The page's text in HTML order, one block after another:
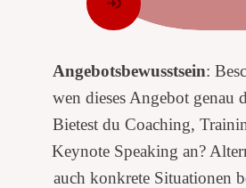
Angebotsbewusstsein:
wen dieses Angebot genau
Bietest du Coaching,
Keynote Speaking an?
auch konkrete Situationen